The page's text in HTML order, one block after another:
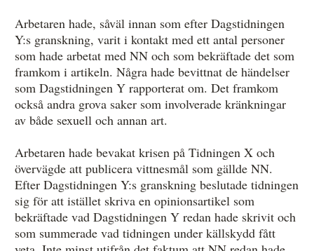
Arbetaren hade, såväl innan som efter Dagstidningen
Y:s granskning, varit i kontakt med ett antal personer
som hade arbetat med NN och som bekräftade det som
framkom i artikeln. Några hade bevittnat de händelser
som Dagstidningen Y rapporterat om. Det framkom
också andra grova saker som involverade kränkningar
av både sexuell och annan art.
Arbetaren hade bevakat krisen på Tidningen X och
övervägde att publicera vittnesmål som gällde NN.
Efter Dagstidningen Y:s granskning beslutade tidningen
sig för att istället skriva en opinionsartikel som
bekräftade vad Dagstidningen Y redan hade skrivit och
som summerade vad tidningen under källskydd fått